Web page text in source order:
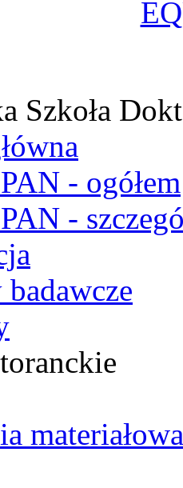
Szkoła
- ogółem
-
materiałowa